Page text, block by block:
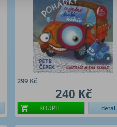
299 Kč
240 Kč
KOUPIT detail